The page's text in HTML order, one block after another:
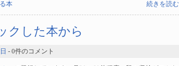
続きを読む
本
クした本から
- 0件のコメント